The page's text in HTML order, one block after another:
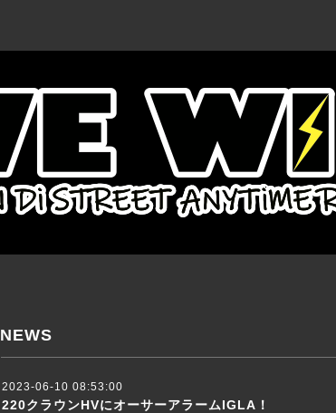
NEWS
2023-06-10 08:53:00
220クラウンHVにオーサーアラームIGLA！